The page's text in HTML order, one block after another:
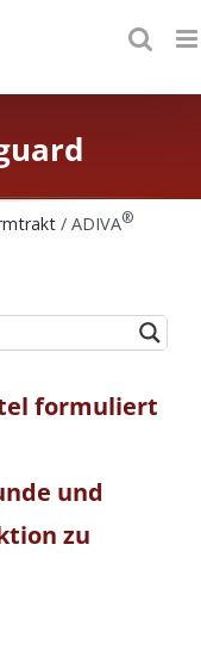
/ ADIVA®
formuliert
und
zu